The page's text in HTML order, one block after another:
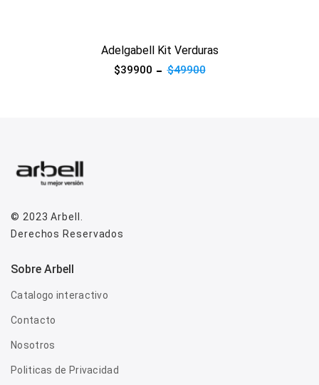
Adelgabell Kit Verduras
$39900 $49900
© 2023Arbell
Derechos Reservados
Sobre Arbell
Catalogo interactivo
Contacto
Nosotros
Politicas de Privacidad